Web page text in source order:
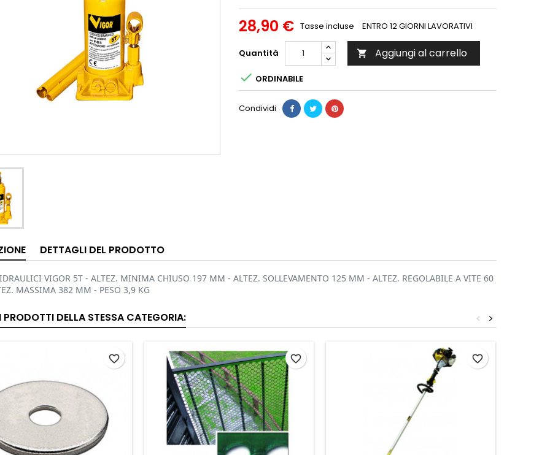
28,90 € Tasse incluse ENTRO 12 GIORNI LAVORATIVI
Quantità  Aggiungi al carrello
 ORDINABILE
Condividi
DETTAGLI DEL PRODOTTO
VIGOR 5T - ALTEZ. MINIMA CHIUSO 197 MM - ALTEZ. SOLLEVAMENTO 125 MM - ALTEZ. REGOLABILE A VITE 60
MASSIMA 382 MM - PESO 3,9 KG
PRODOTTI DELLA STESSA CATEGORIA: >
<
favorite_border favorite_border favorite_border